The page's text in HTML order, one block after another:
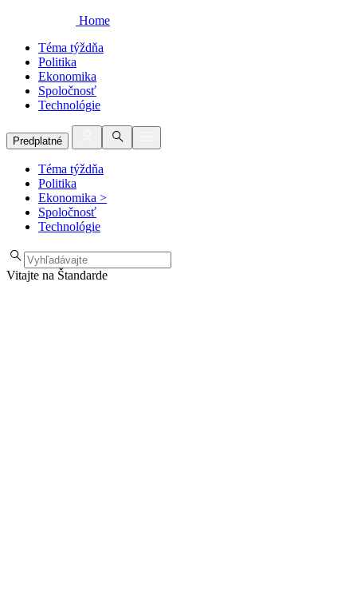
Home
Téma týždňa
Politika
Ekonomika
Spoločnosť
Technológie
Predplatné
Téma týždňa
Politika
Ekonomika >
Spoločnosť
Technológie
Vitajte na Štandarde